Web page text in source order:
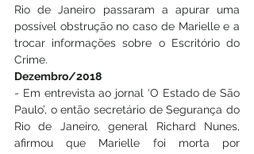
Rio de Janeiro passaram a apurar uma
possível obstrução no caso de Marielle e a
trocar informações sobre o Escritório do
Crime.
Dezembro/2018
- Em entrevista ao jornal ‘O Estado de São
Paulo’, o então secretário de Segurança do
Rio de Janeiro, general Richard Nunes,
afirmou que Marielle foi morta por